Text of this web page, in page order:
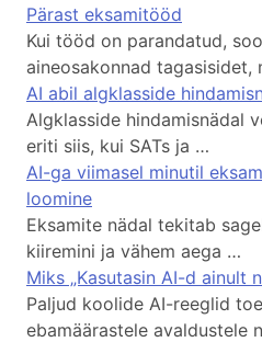
Pärast eksamitööd
Kui tööd on parandatud,
aineosakonnad tagasisidet,
AI abil algklasside
Algklasside hindamisnädal
eriti siis, kui SATs ja …
AI-ga viimasel minutil
loomine
Eksamite nädal tekitab
kiiremini ja vähem aega …
Miks „Kasutasin AI-d ainult
Paljud koolide AI-reeglid
ebamäärastele avaldustele